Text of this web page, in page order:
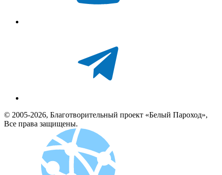
© 2005-2026, Благотворительный проект «Белый Пароход»,
Все права защищены.